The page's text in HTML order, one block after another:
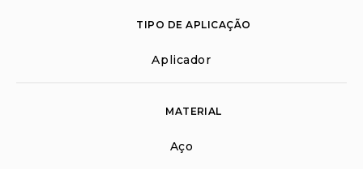
TIPO DE APLICAÇÃO
Aplicador
MATERIAL
Aço